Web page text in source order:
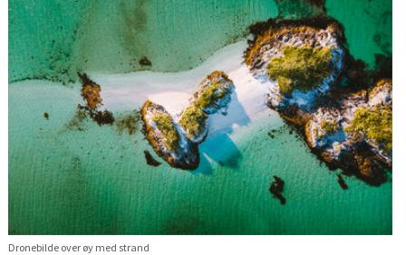
Dronebilde over øy med strand